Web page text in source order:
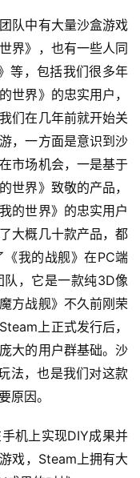
队中有大量沙盒游戏
界》，也有一些人同
等，包括我们很多年
世界》的忠实用户，
们在几年前就开始关
，一方面是意识到沙
市场机会，一是基于
世界》致敬的产品，
的世界》的忠实用户
大概几十款产品，都
我的战舰》在PC端
，它是一款纯3D像
方战舰》不久前刚荣
上正式发行后，
大的用户群基础。沙
法，也是我们对这款
原因。
机上实现DIY成果并
戏，Steam上拥有大